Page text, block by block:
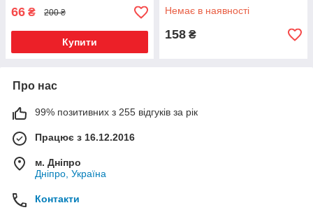
66 ₴ 200 ₴
Купити
Немає в наявності
158 ₴
Про нас
99% позитивних з 255 відгуків за рік
Працює з 16.12.2016
м. Дніпро
Дніпро, Україна
Контакти